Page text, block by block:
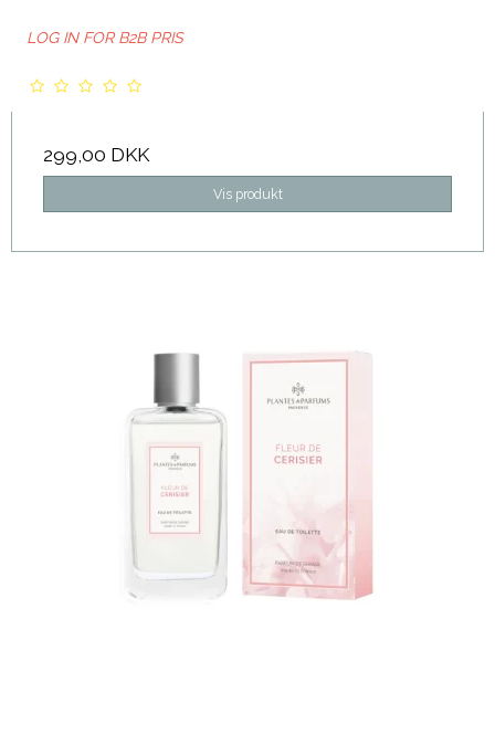
LOG IN FOR B2B PRIS
299,00 DKK
Vis produkt